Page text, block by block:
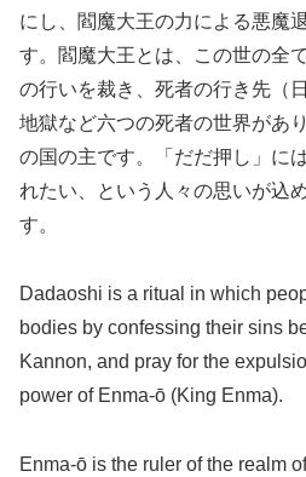
にし、閻魔大王の力による悪魔
す。閻魔大王とは、この世の全
の行いを裁き、死者の行き先（
地獄など六つの死者の世界があ
の国の主です。「だだ押し」に
れたい、という人々の思いが込
す。
Dadaoshi is a ritual in which
bodies by confessing their sins
Kannon, and pray for the
power of Enma-ō (King Enma).
Enma-ō is the ruler of the realm